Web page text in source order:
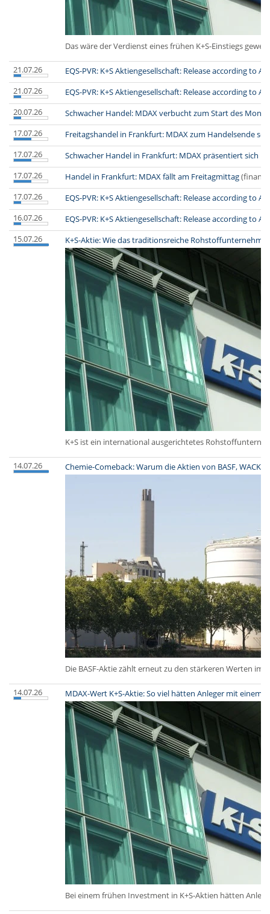
Das wäre der Verdienst eines frühen K+S-Einstiegs
21.07.26
EQS-PVR: K+S Aktiengesellschaft: Release according
21.07.26
EQS-PVR: K+S Aktiengesellschaft: Release according
20.07.26
Schwacher Handel: MDAX verbucht zum Start des
17.07.26
Freitagshandel in Frankfurt: MDAX zum Handelsende
17.07.26
Schwacher Handel in Frankfurt: MDAX präsentiert sich
17.07.26
Handel in Frankfurt: MDAX fällt am Freitagmittag
17.07.26
EQS-PVR: K+S Aktiengesellschaft: Release according
16.07.26
EQS-PVR: K+S Aktiengesellschaft: Release according
15.07.26
K+S-Aktie: Wie das traditionsreiche
K+S ist ein international ausgerichtetes
14.07.26 Chemie-Comeback: Warum die Aktien von BASF,
Die BASF-Aktie zählt erneut zu den stärkeren Werten
14.07.26 MDAX-Wert K+S-Aktie: So viel hätten Anleger mit einem
Bei einem frühen Investment in K+S-Aktien hätten